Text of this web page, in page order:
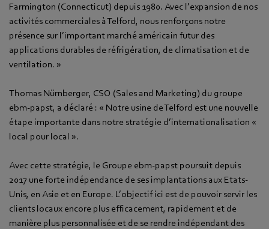
Farmington (Connecticut) depuis 1980. Avec l’expansion de nos
activités commerciales à Telford, nous renforçons notre
présence sur l’important marché américain futur des
applications durables de réfrigération, de climatisation et de
ventilation. »
Thomas Nürnberger, CSO (Sales and Marketing) du groupe
ebm-papst, a déclaré : « Notre usine de Telford est une nouvelle
étape importante dans notre stratégie d’internationalisation «
local pour local ».
Avec cette stratégie, le Groupe ebm-papst poursuit depuis
2017 une forte indépendance de ses implantations aux Etats-
Unis, en Asie et en Europe. L’objectif ici est de pouvoir servir les
clients locaux encore plus efficacement, rapidement et de
manière plus personnalisée et de se rendre indépendant des